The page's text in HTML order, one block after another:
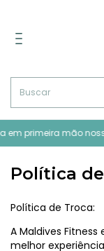
em primeira mão
Política
Política de Troca:
A Maldives
melhor